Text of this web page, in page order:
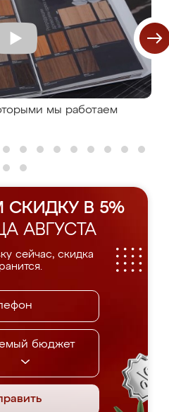
мы работаем
В 5%
АВГУСТА
сейчас, скидка
бюджет